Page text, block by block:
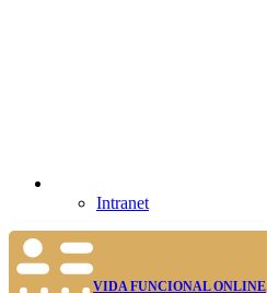
Intranet
VIDA FUNCIONAL ONLINE